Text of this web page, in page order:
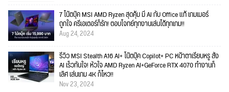
7 โน๊ตบุ๊ค MSI AMD Ryzen สุดคุ้ม มี AI กับ Office แท้ เกมเมอร์
ถูกใจ ครีเอเตอร์ก็รัก! ตอบโจทย์ทุกงานเล่นได้ทุกเกม!!
Aug 24, 2024
รีวิว MSI Stealth A16 AI+ โน๊ตบุ๊ค Copilot+ PC หน้าตาเรียบหรู สั่ง
AI เร็วทันใจ! หัวใจ AMD Ryzen AI+GeForce RTX 4070 ทำงานก็
เลิศ เล่นเกม 4K ก็ไหว!!
Nov 23, 2024